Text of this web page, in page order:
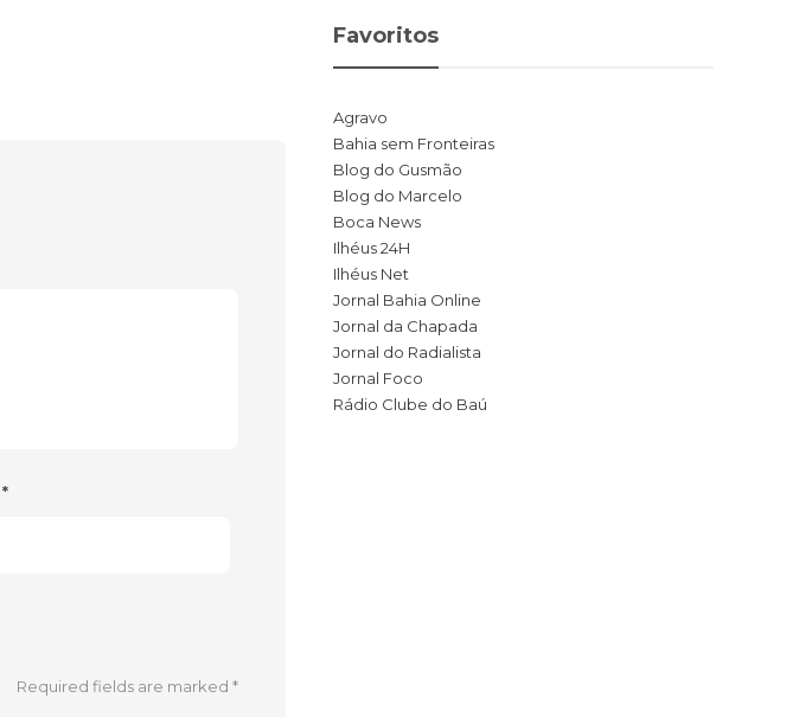
*
Required fields are marked*
Favoritos
Agravo
Bahia sem Fronteiras
Blog do Gusmão
Blog do Marcelo
Boca News
Ilhéus 24H
Ilhéus Net
Jornal Bahia Online
Jornal da Chapada
Jornal do Radialista
Jornal Foco
Rádio Clube do Baú